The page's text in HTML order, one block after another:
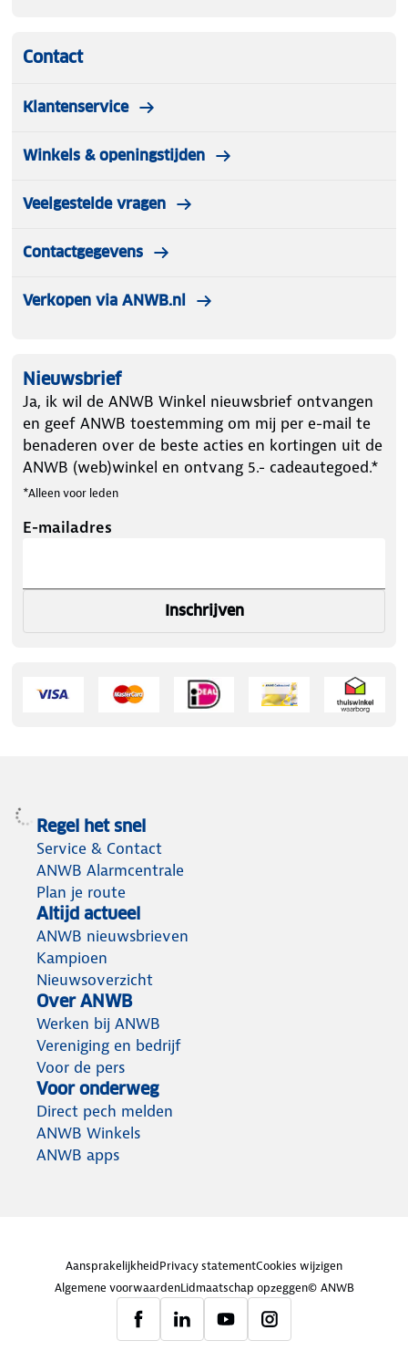
Contact
Klantenservice
Winkels & openingstijden
Veelgestelde vragen
Contactgegevens
Verkopen via ANWB.nl
Nieuwsbrief
Ja, ik wil de ANWB Winkel nieuwsbrief ontvangen
en geef ANWB toestemming om mij per e-mail te
benaderen over de beste acties en kortingen uit de
ANWB (web)winkel en ontvang 5.- cadeautegoed.*
*Alleen voor leden
E-mailadres
Inschrijven
Regel het snel
Service & Contact
ANWB Alarmcentrale
Plan je route
Altijd actueel
ANWB nieuwsbrieven
Kampioen
Nieuwsoverzicht
Over ANWB
Werken bij ANWB
Vereniging en bedrijf
Voor de pers
Voor onderweg
Direct pech melden
ANWB Winkels
ANWB apps
AansprakelijkheidPrivacy statementCookies wijzigen
Algemene voorwaardenLidmaatschap opzeggen© ANWB